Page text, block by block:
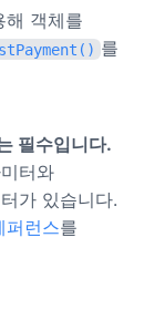
해 객체를
를
필수입니다.
터와
가 있습니다.
퍼런스를